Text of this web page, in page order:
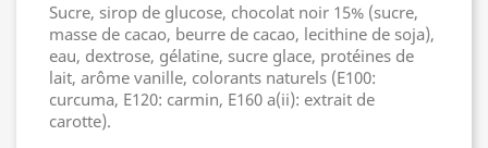
Sucre, sirop de glucose, chocolat noir 15% (sucre,
masse de cacao, beurre de cacao, lecithine de soja),
eau, dextrose, gélatine, sucre glace, protéines de
lait, arôme vanille, colorants naturels (E100:
curcuma, E120: carmin, E160 a(ii): extrait de
carotte).